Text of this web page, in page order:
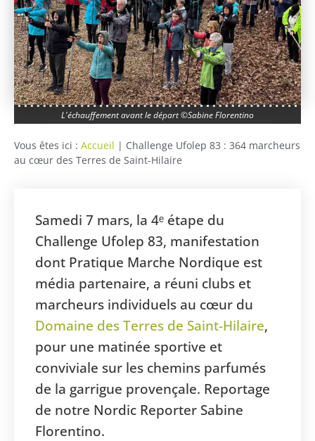
L'échauffement avant le départ ©Sabine Florentino
Vous êtes ici : Accueil | Challenge Ufolep 83 : 364 marcheurs
au cœur des Terres de Saint-Hilaire
Samedi 7 mars, la 4ᵉ étape du
Challenge Ufolep 83, manifestation
dont Pratique Marche Nordique est
média partenaire, a réuni clubs et
marcheurs individuels au cœur du
Domaine des Terres de Saint-Hilaire,
pour une matinée sportive et
conviviale sur les chemins parfumés
de la garrigue provençale. Reportage
de notre Nordic Reporter Sabine
Florentino.